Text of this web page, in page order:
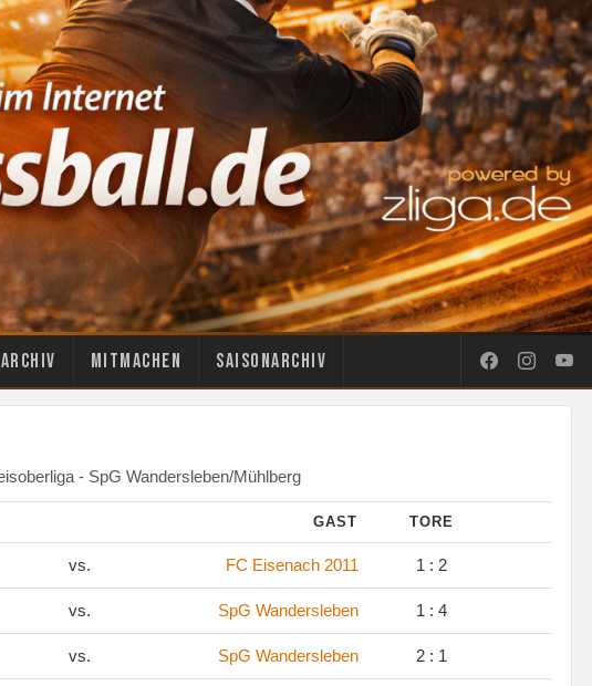
Mitmachen Saisonarchiv
- SpG Wandersleben/Mühlberg
GAST TORE
vs. FC Eisenach 2011 1 : 2
vs. SpG Wandersleben 1 : 4
vs. SpG Wandersleben 2 : 1